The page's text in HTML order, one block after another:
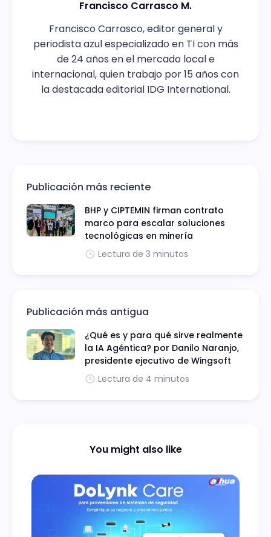
Francisco Carrasco M.
Francisco Carrasco, editor general y
periodista azul especializado en TI con más
de 24 años en el mercado local e
internacional, quien trabajo por 15 años con
la destacada editorial IDG International.
Publicación más reciente
BHP y CIPTEMIN firman contrato
marco para escalar soluciones
tecnológicas en minería
Lectura de 3 minutos
Publicación más antigua
¿Qué es y para qué sirve realmente
la IA Agéntica? por Danilo Naranjo,
presidente ejecutivo de Wingsoft
Lectura de 4 minutos
You might also like